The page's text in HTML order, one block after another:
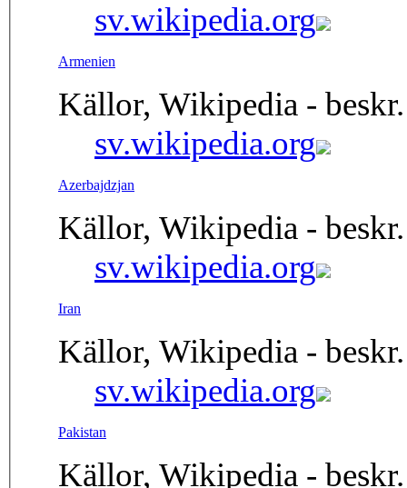
sv.wikipedia.org
Armenien
Källor, Wikipedia -
sv.wikipedia.org
Azerbajdzjan
Källor, Wikipedia -
sv.wikipedia.org
Iran
Källor, Wikipedia -
sv.wikipedia.org
Pakistan
Källor, Wikipedia -